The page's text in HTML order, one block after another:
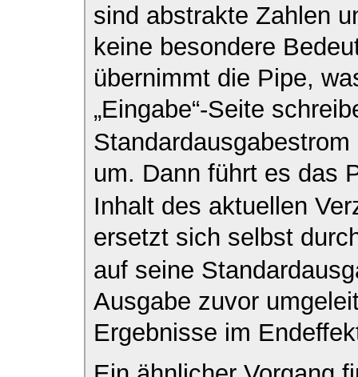
sind abstrakte Zahlen
keine besondere
übernimmt die Pipe,
„Eingabe“-Seite
um. Dann führt es das
Inhalt des aktuellen
ersetzt sich selbst
auf seine
Ausgabe zuvor
Ergebnisse im